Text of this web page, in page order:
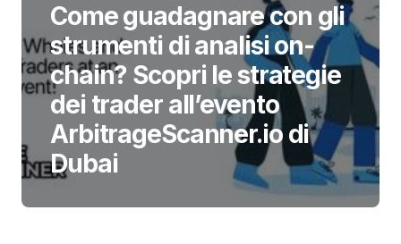
Come guadagnare con gli
strumenti di analisi on-
chain? Scopri le strategie
dei trader all’evento
ArbitrageScanner.io di
Dubai